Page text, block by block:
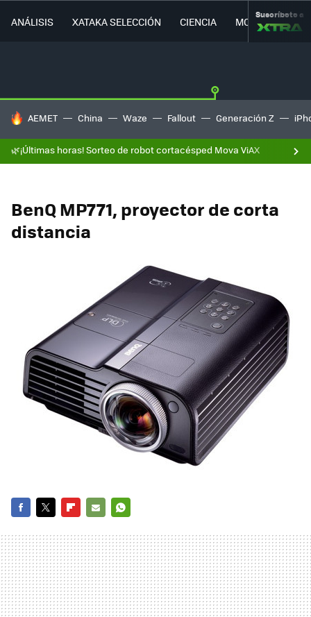
ANÁLISIS XATAKA SELECCIÓN CIENCIA MOVILIDAD
Suscríbete a
HOY SE HABLA DE
AEMET China Waze Fallout Generación Z
🌿¡Últimas horas! Sorteo de robot cortacésped Mova ViAX
BenQ MP771, proyector de corta
distancia
MAIL